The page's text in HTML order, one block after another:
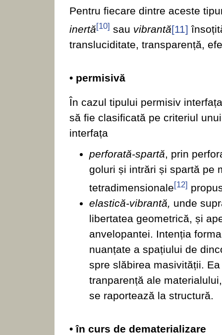
Pentru fiecare dintre aceste
inertă[10] sau vibrantă[11]
transluciditate, transparență,
• permisivă
În cazul tipului permisiv
să fie clasificată pe criteriul
interfața
perforată-spartă , prin
goluri și intrări și spartă pe
tetradimensionale[12]
elastică-vibrantă,
unde
libertatea geometrică, și
anvelopantei. Intenția
nuanțate a spațiului de
spre slăbirea masivității.
tranparență ale
se raportează la structură.
• în curs de dematerializare